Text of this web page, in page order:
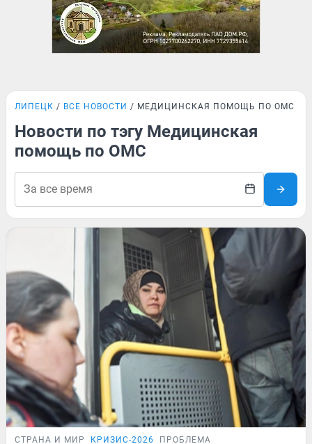
ЛИПЕЦК ВСЕ НОВОСТИ МЕДИЦИНСКАЯ ПОМОЩЬ ПО ОМС
Новости по тэгу Медицинская
помощь по ОМС
СТРАНА И МИР КРИЗИС-2026 ПРОБЛЕМА